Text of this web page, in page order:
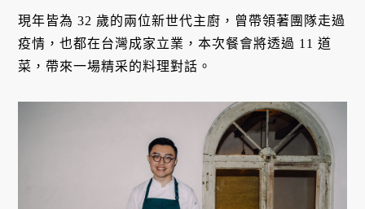
現年皆為 32 歲的兩位新世代主廚，曾帶領著團隊走過
疫情，也都在台灣成家立業，本次餐會將透過 11 道
菜，帶來一場精采的料理對話。